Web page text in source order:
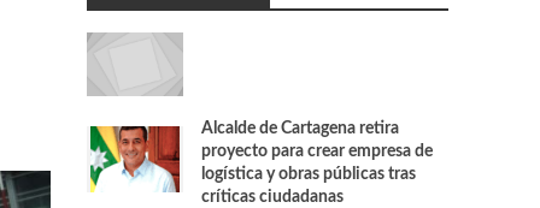
Alcalde de Cartagena retira
proyecto para crear empresa de
logística y obras públicas tras
críticas ciudadanas